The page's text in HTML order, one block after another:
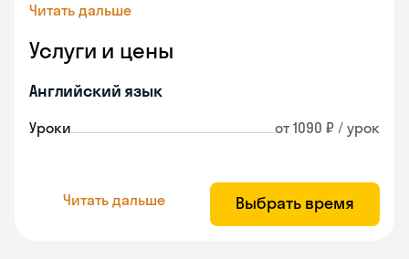
Читать дальше
Услуги и цены
Английский язык
Уроки от 1090 ₽ / урок
Читать дальше Выбрать время